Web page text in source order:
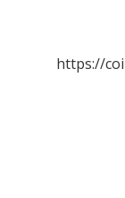
https://